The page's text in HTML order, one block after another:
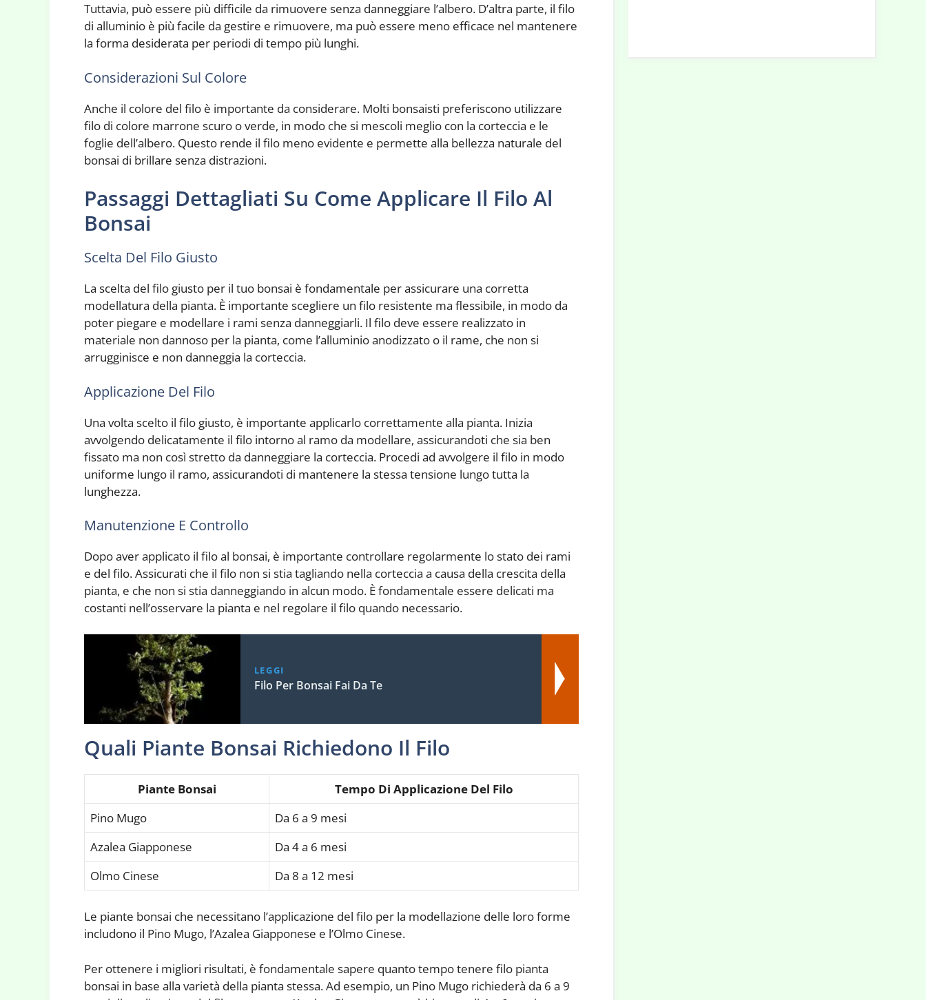
Tuttavia, può essere più difficile da rimuovere senza danneggiare l’albero. D’altra parte, il filo
di alluminio è più facile da gestire e rimuovere, ma può essere meno efficace nel mantenere
la forma desiderata per periodi di tempo più lunghi.
Considerazioni Sul Colore
Anche il colore del filo è importante da considerare. Molti bonsaisti preferiscono utilizzare
filo di colore marrone scuro o verde, in modo che si mescoli meglio con la corteccia e le
foglie dell’albero. Questo rende il filo meno evidente e permette alla bellezza naturale del
bonsai di brillare senza distrazioni.
Passaggi Dettagliati Su Come Applicare Il Filo Al
Bonsai
Scelta Del Filo Giusto
La scelta del filo giusto per il tuo bonsai è fondamentale per assicurare una corretta
modellatura della pianta. È importante scegliere un filo resistente ma flessibile, in modo da
poter piegare e modellare i rami senza danneggiarli. Il filo deve essere realizzato in
materiale non dannoso per la pianta, come l’alluminio anodizzato o il rame, che non si
arrugginisce e non danneggia la corteccia.
Applicazione Del Filo
Una volta scelto il filo giusto, è importante applicarlo correttamente alla pianta. Inizia
avvolgendo delicatamente il filo intorno al ramo da modellare, assicurandoti che sia ben
fissato ma non così stretto da danneggiare la corteccia. Procedi ad avvolgere il filo in modo
uniforme lungo il ramo, assicurandoti di mantenere la stessa tensione lungo tutta la
lunghezza.
Manutenzione E Controllo
Dopo aver applicato il filo al bonsai, è importante controllare regolarmente lo stato dei rami
e del filo. Assicurati che il filo non si stia tagliando nella corteccia a causa della crescita della
pianta, e che non si stia danneggiando in alcun modo. È fondamentale essere delicati ma
costanti nell’osservare la pianta e nel regolare il filo quando necessario.
LEGGI
Filo Per Bonsai Fai Da Te
Quali Piante Bonsai Richiedono Il Filo
Piante Bonsai
Tempo Di Applicazione Del Filo
Pino Mugo
Da 6 a 9 mesi
Azalea Giapponese
Da 4 a 6 mesi
Olmo Cinese
Da 8 a 12 mesi
Le piante bonsai che necessitano l’applicazione del filo per la modellazione delle loro forme
includono il Pino Mugo, l’Azalea Giapponese e l’Olmo Cinese.
Per ottenere i migliori risultati, è fondamentale sapere quanto tempo tenere filo pianta
bonsai in base alla varietà della pianta stessa. Ad esempio, un Pino Mugo richiederà da 6 a 9